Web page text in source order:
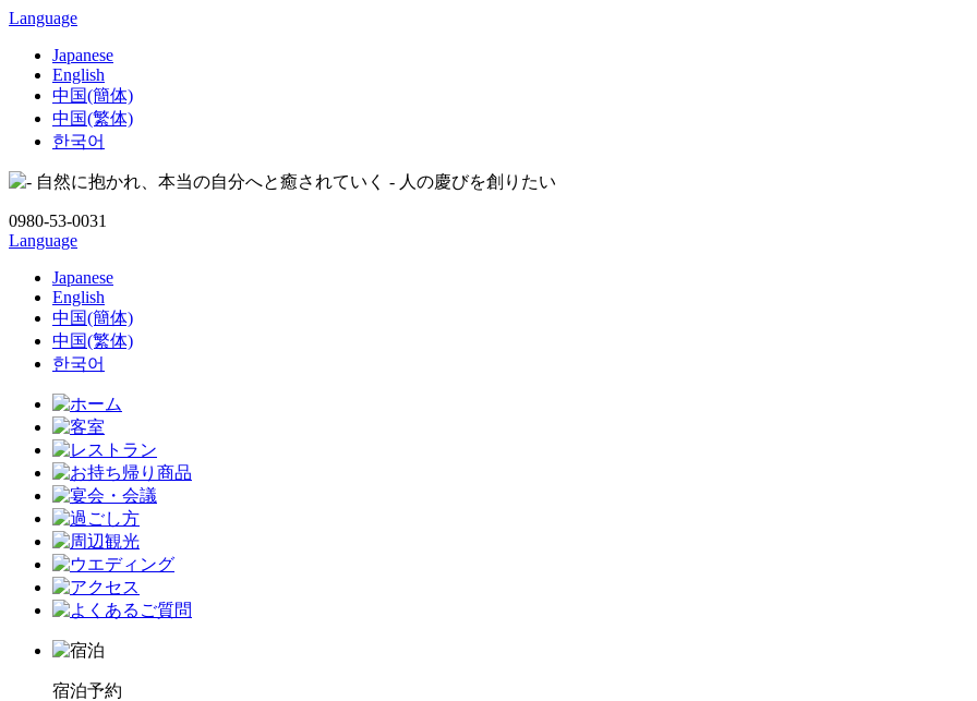
Language
Japanese
English
中国(簡体)
中国(繁体)
한국어
0980-53-0031
Language
Japanese
English
中国(簡体)
中国(繁体)
한국어
宿泊予約